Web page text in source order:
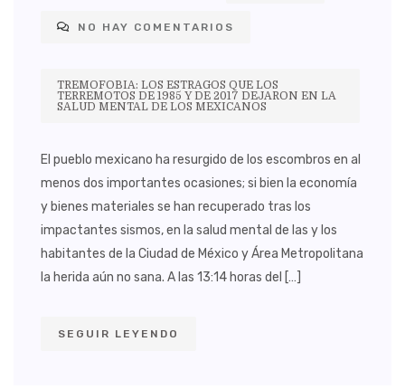
NO HAY COMENTARIOS
TREMOFOBIA: LOS ESTRAGOS QUE LOS
TERREMOTOS DE 1985 Y DE 2017 DEJARON EN LA
SALUD MENTAL DE LOS MEXICANOS
El pueblo mexicano ha resurgido de los escombros en al
menos dos importantes ocasiones; si bien la economía
y bienes materiales se han recuperado tras los
impactantes sismos, en la salud mental de las y los
habitantes de la Ciudad de México y Área Metropolitana
la herida aún no sana. A las 13:14 horas del […]
SEGUIR LEYENDO